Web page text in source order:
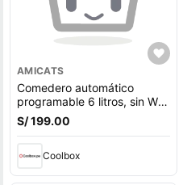
AMICATS
Comedero automático
programable 6 litros, sin Wi-
Fi, control de porciones y
horarios, blanco
S/ 199.00
Coolbox